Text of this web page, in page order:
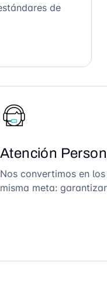
de
Atención
Nos convertimos en
misma meta: